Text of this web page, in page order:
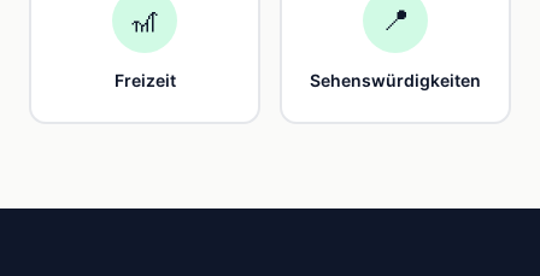
🎢
Freizeit
📍
Sehenswürdigkeiten